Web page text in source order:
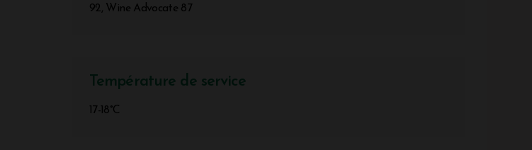
92, Wine Advocate 87
Température de service
17-18°C